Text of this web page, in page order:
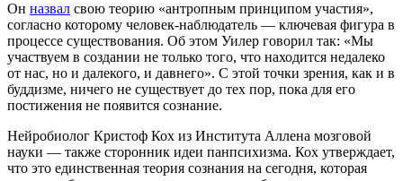
Он назвал свою теорию «антропным принципом участия»,
согласно которому человек-наблюдатель — ключевая фигура в
процессе существования. Об этом Уилер говорил так: «Мы
участвуем в создании не только того, что находится недалеко
от нас, но и далекого, и давнего». С этой точки зрения, как и в
буддизме, ничего не существует до тех пор, пока для его
постижения не появится сознание.
Нейробиолог Кристоф Кох из Института Аллена мозговой
науки — также сторонник идеи панпсихизма. Кох утверждает,
что это единственная теория сознания на сегодня, которая